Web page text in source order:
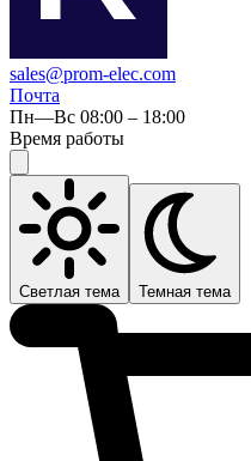
sales@prom-elec.com
Почта
Пн—Вс 08:00 – 18:00
Время работы
Светлая тема Темная тема